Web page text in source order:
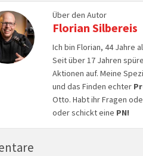
Über den Autor
Florian Silbereis
Ich bin Florian, 44 Jahre
Seit über 17 Jahren
Aktionen auf. Meine
und das Finden echter
Otto. Habt ihr Fragen
oder schickt eine PN!